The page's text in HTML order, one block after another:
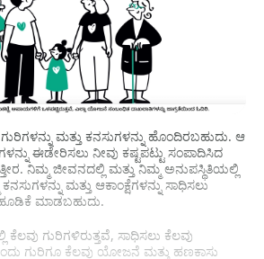
ಮತ್ತು ಕನಸುಗಳನ್ನು ಹೊಂದಿರಬಹುದು. ಆ
ಈಡೇರಿಸಲು ನೀವು ಕಷ್ಟಪಟ್ಟು ಸಂಪಾದಿಸಿದ
ನಿಮ್ಮ ಜೀವನದಲ್ಲಿ ಮತ್ತು ನಿಮ್ಮ ಅನುಪಸ್ಥಿತಿಯಲ್ಲಿ
ಮತ್ತು ಆಕಾಂಕ್ಷೆಗಳನ್ನು ಸಾಧಿಸಲು
ಮಾಡಬಹುದು.
ಕೆಲವು ಗುರಿಗಳಿರುತ್ತವೆ, ಸಾಧಿಸಲು ಕೆಲವು
ಗುರಿಗೂ ಕೆಲವು ಯೋಜನೆ ಮತ್ತು ಹಣಕಾಸು